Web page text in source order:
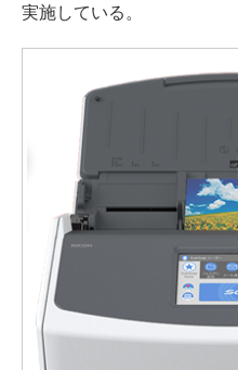
実施している。